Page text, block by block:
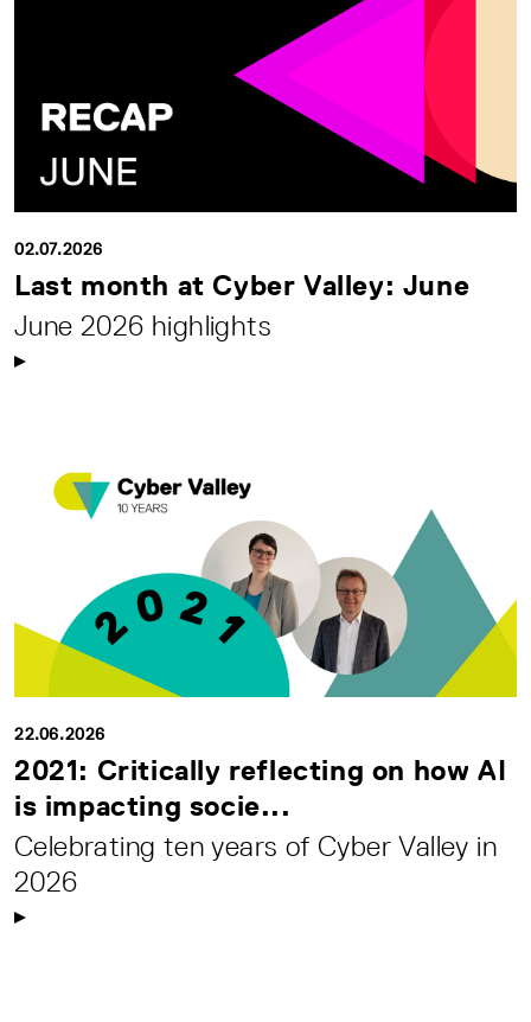
02.07.2026
Last month at Cyber Valley: June
June 2026 highlights
22.06.2026
2021: Critically reflecting on how AI
is impacting socie...
Celebrating ten years of Cyber Valley in
2026